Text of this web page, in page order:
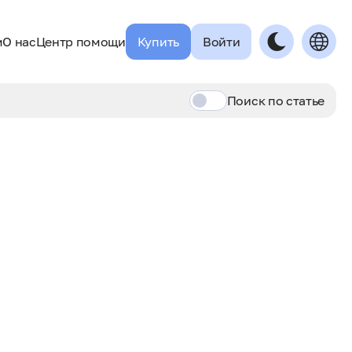
О насЦентр помощи Купить Войти
Поиск по статье